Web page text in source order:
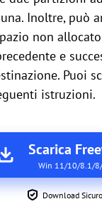
Inoltre, può
non
e
Puoi
istruzioni.
Scarica
Win 11/10/8.1/
Download Sicuro